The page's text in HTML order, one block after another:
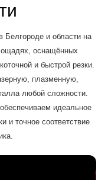
Белгороде и области на
оснащённых
и быстрой резки.
плазменную,
любой сложности.
идеальное
и точное соответствие